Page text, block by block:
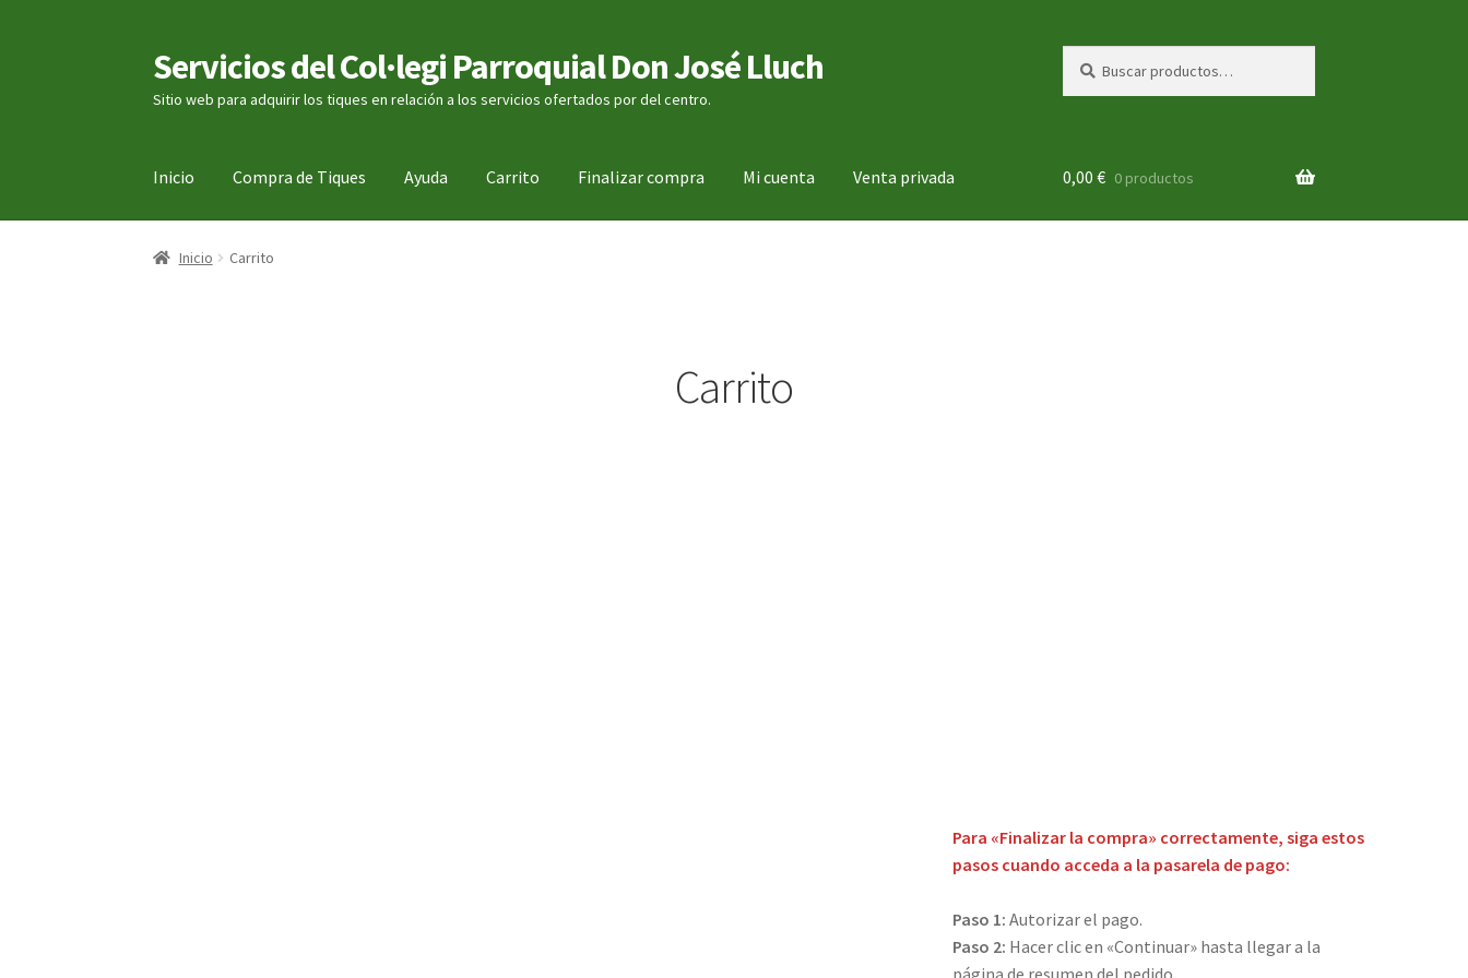
Ir
a
la
Ir
al
contenido
Servicios del Col·legi Parroquial Don José Lluch
Sitio web para adquirir los tiques en relación a los servicios ofertados por del centro.
por:
Inicio Compra de Tiques Ayuda Carrito Finalizar compra Mi cuenta Venta privada 0,00 € 0 productos
Inicio Carrito
Carrito
Para «Finalizar la compra» correctamente, siga estos
pasos cuando acceda a la pasarela de pago:
Paso 1: Autorizar el pago.
Paso 2: Hacer clic en «Continuar» hasta llegar a la
página de resumen del pedido.